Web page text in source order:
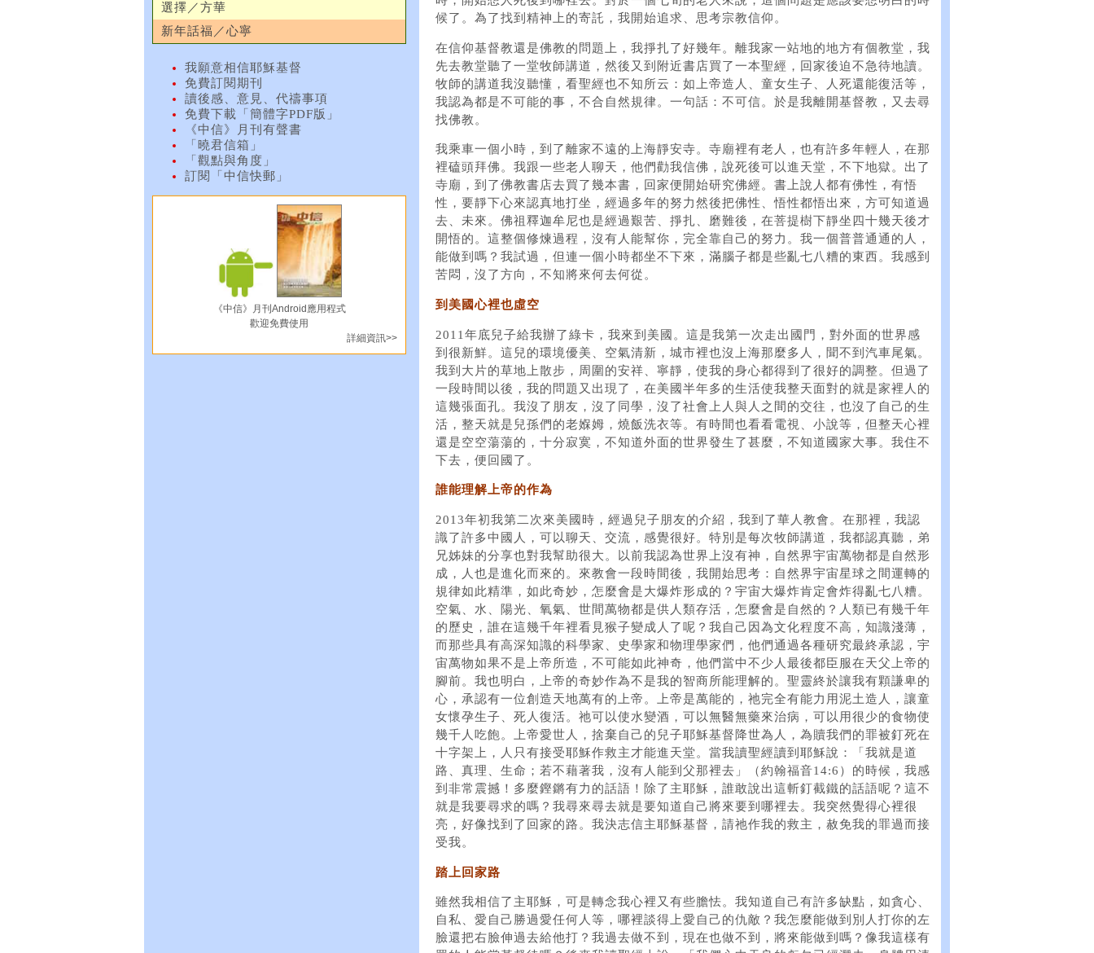
選擇／方華
新年話福／心寧
我願意相信耶穌基督
免費訂閱期刊
讀後感、意見、代禱事項
免費下載「簡體字PDF版」
《中信》月刊有聲書
「曉君信箱」
「觀點與角度」
訂閱「中信快郵」
《中信》月刊Android應用程式
歡迎免費使用
詳細資訊>>
候了。為了找到精神上的寄託，我開始追求、思考宗教信仰。
在信仰基督教還是佛教的問題上，我掙扎了好幾年。離我家一站地的地方有個教堂，我
先去教堂聽了一堂牧師講道，然後又到附近書店買了一本聖經，回家後迫不急待地讀。
牧師的講道我沒聽懂，看聖經也不知所云：如上帝造人、童女生子、人死還能復活等，
我認為都是不可能的事，不合自然規律。一句話：不可信。於是我離開基督教，又去尋
找佛教。
我乘車一個小時，到了離家不遠的上海靜安寺。寺廟裡有老人，也有許多年輕人，在那
裡磕頭拜佛。我跟一些老人聊天，他們勸我信佛，說死後可以進天堂，不下地獄。出了
寺廟，到了佛教書店去買了幾本書，回家便開始研究佛經。書上說人都有佛性，有悟
性，要靜下心來認真地打坐，經過多年的努力然後把佛性、悟性都悟出來，方可知道過
去、未來。佛祖釋迦牟尼也是經過艱苦、掙扎、磨難後，在菩提樹下靜坐四十幾天後才
開悟的。這整個修煉過程，沒有人能幫你，完全靠自己的努力。我一個普普通通的人，
能做到嗎？我試過，但連一個小時都坐不下來，滿腦子都是些亂七八糟的東西。我感到
苦悶，沒了方向，不知將來何去何從。
到美國心裡也虛空
2011年底兒子給我辦了綠卡，我來到美國。這是我第一次走出國門，對外面的世界感
到很新鮮。這兒的環境優美、空氣清新，城市裡也沒上海那麼多人，聞不到汽車尾氣。
我到大片的草地上散步，周圍的安祥、寧靜，使我的身心都得到了很好的調整。但過了
一段時間以後，我的問題又出現了，在美國半年多的生活使我整天面對的就是家裡人的
這幾張面孔。我沒了朋友，沒了同學，沒了社會上人與人之間的交往，也沒了自己的生
活，整天就是兒孫們的老媬姆，燒飯洗衣等。有時間也看看電視、小說等，但整天心裡
還是空空蕩蕩的，十分寂寞，不知道外面的世界發生了甚麼，不知道國家大事。我住不
下去，便回國了。
誰能理解上帝的作為
2013年初我第二次來美國時，經過兒子朋友的介紹，我到了華人教會。在那裡，我認
識了許多中國人，可以聊天、交流，感覺很好。特別是每次牧師講道，我都認真聽，弟
兄姊妹的分享也對我幫助很大。以前我認為世界上沒有神，自然界宇宙萬物都是自然形
成，人也是進化而來的。來教會一段時間後，我開始思考：自然界宇宙星球之間運轉的
規律如此精準，如此奇妙，怎麼會是大爆炸形成的？宇宙大爆炸肯定會炸得亂七八糟。
空氣、水、陽光、氧氣、世間萬物都是供人類存活，怎麼會是自然的？人類已有幾千年
的歷史，誰在這幾千年裡看見猴子變成人了呢？我自己因為文化程度不高，知識淺薄，
而那些具有高深知識的科學家、史學家和物理學家們，他們通過各種研究最終承認，宇
宙萬物如果不是上帝所造，不可能如此神奇，他們當中不少人最後都臣服在天父上帝的
腳前。我也明白，上帝的奇妙作為不是我的智商所能理解的。聖靈終於讓我有顆謙卑的
心，承認有一位創造天地萬有的上帝。上帝是萬能的，祂完全有能力用泥土造人，讓童
女懷孕生子、死人復活。祂可以使水變酒，可以無醫無藥來治病，可以用很少的食物使
幾千人吃飽。上帝愛世人，捨棄自己的兒子耶穌基督降世為人，為贖我們的罪被釘死在
十字架上，人只有接受耶穌作救主才能進天堂。當我讀聖經讀到耶穌說：「我就是道
路、真理、生命；若不藉著我，沒有人能到父那裡去」（約翰福音14:6）的時候，我感
到非常震撼！多麼鏗鏘有力的話語！除了主耶穌，誰敢說出這斬釘截鐵的話語呢？這不
就是我要尋求的嗎？我尋來尋去就是要知道自己將來要到哪裡去。我突然覺得心裡很
亮，好像找到了回家的路。我決志信主耶穌基督，請祂作我的救主，赦免我的罪過而接
受我。
踏上回家路
雖然我相信了主耶穌，可是轉念我心裡又有些膽怯。我知道自己有許多缺點，如貪心、
自私、愛自己勝過愛任何人等，哪裡談得上愛自己的仇敵？我怎麼能做到別人打你的左
臉還把右臉伸過去給他打？我過去做不到，現在也做不到，將來能做到嗎？像我這樣有